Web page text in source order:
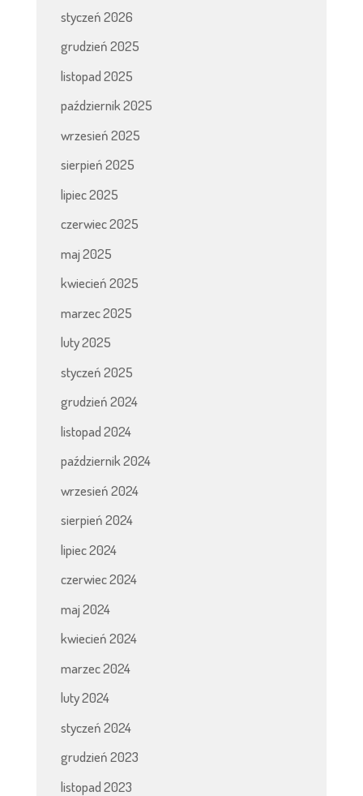
styczeń 2026
grudzień 2025
listopad 2025
październik 2025
wrzesień 2025
sierpień 2025
lipiec 2025
czerwiec 2025
maj 2025
kwiecień 2025
marzec 2025
luty 2025
styczeń 2025
grudzień 2024
listopad 2024
październik 2024
wrzesień 2024
sierpień 2024
lipiec 2024
czerwiec 2024
maj 2024
kwiecień 2024
marzec 2024
luty 2024
styczeń 2024
grudzień 2023
listopad 2023